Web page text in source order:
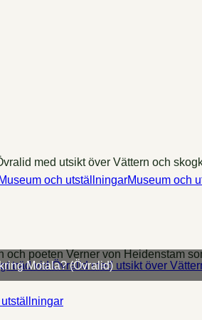
Motala? (Övralid)
Museum och
poeten Verner von Heidenstam